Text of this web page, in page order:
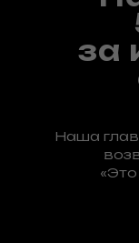
за
Наша